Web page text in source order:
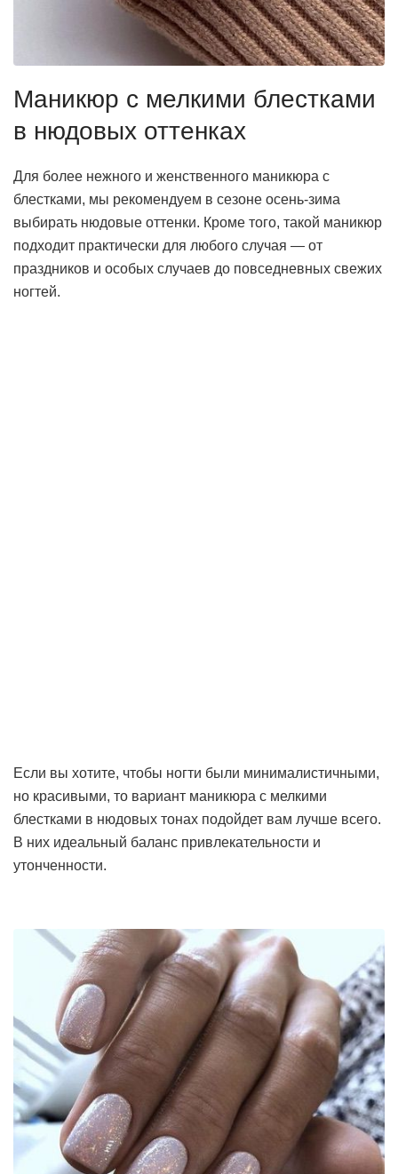
Маникюр с мелкими блестками
в нюдовых оттенках
Для более нежного и женственного маникюра с
блестками, мы рекомендуем в сезоне осень-зима
выбирать нюдовые оттенки. Кроме того, такой маникюр
подходит практически для любого случая — от
праздников и особых случаев до повседневных свежих
ногтей.
Если вы хотите, чтобы ногти были минималистичными,
но красивыми, то вариант маникюра с мелкими
блестками в нюдовых тонах подойдет вам лучше всего.
В них идеальный баланс привлекательности и
утонченности.